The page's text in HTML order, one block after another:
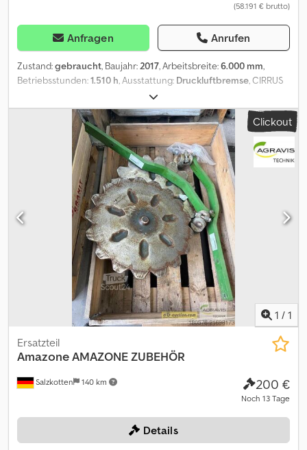
(58.191 € brutto)
Anfragen Anrufen
Zustand:gebraucht, Baujahr:2017, Arbeitsbreite:6.000 mm,
Betriebsstunden:1.510 h, Ausstattung: Druckluftbremse, CIRRUS
6003-2 (0010) Amazone Drillmaschine (0020) Schnellentleerung
(0030) Beleuchtung (0040) Fahrwerksschwinge (0050)
Teleskopdeichsel (0060) Fahrwerk mit Druckluftbremsanlage
(0070) Radsatz Matrix-Profil 400/55 R 17,5 (0080) Scheibenfeld
(0090) Crushboard vor den Reifen (0100) Verteilerkopf (0110) 12,5
cm Fahrgassenschaltung (0120) Elektrische Halbseitenschaltung
(0130) Scharsatz Rotec Pro 6003 12,5 (0140) Tiefenführungsrolle
Control 25 pro (0150) zum kurzen RoTec pro-Schar Credozqp A
Hepfx Angjf (0160) Tiefenführungsrolle Control 25 pro (0170) zum
langen RoTec pro-Schar (0180) Rollenstriegel (0190) Komfort-
Hydraulik (0200) Maschinensteuerung ISOBUS (0210)
Radarsensor international (0220) Terminalpaket ISOBUS
AMATRON3 (0230) Comfort-Paket mit Twin Terminal 3.0
Spuranreißer (0250) Fahrgassenmarkierung (0260)
Radspurlockerersatz mit Anbaurahmen (0270) Dammräumer
(0280) Gebläseantrieb für Steuergerät
Clickout
1 / 1
Salzkotten 140 km
Ersatzteil
AmazoneAMAZONE ZUBEHÖR
200 €
Noch 13 Tage
Details